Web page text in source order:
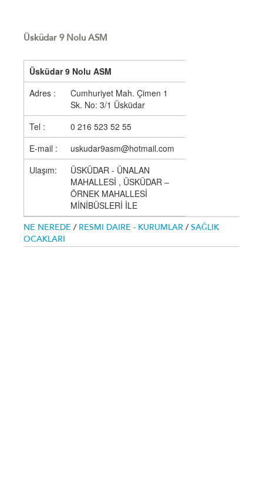
Üsküdar 9 Nolu ASM
Üsküdar 9 Nolu ASM
Adres :
Cumhuriyet Mah. Çimen 1
Sk. No: 3/1 Üsküdar
Tel :
0 216 523 52 55
E-mail :
uskudar9asm@hotmail.com
Ulaşım:
ÜSKÜDAR - ÜNALAN
MAHALLESİ , ÜSKÜDAR –
ÖRNEK MAHALLESİ
MİNİBÜSLERİ İLE
NE NEREDE / RESMI DAIRE - KURUMLAR / SAĞLIK
OCAKLARI